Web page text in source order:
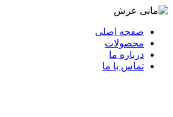
صفحه اصلی
محصولات
درباره ما
تماس با ما